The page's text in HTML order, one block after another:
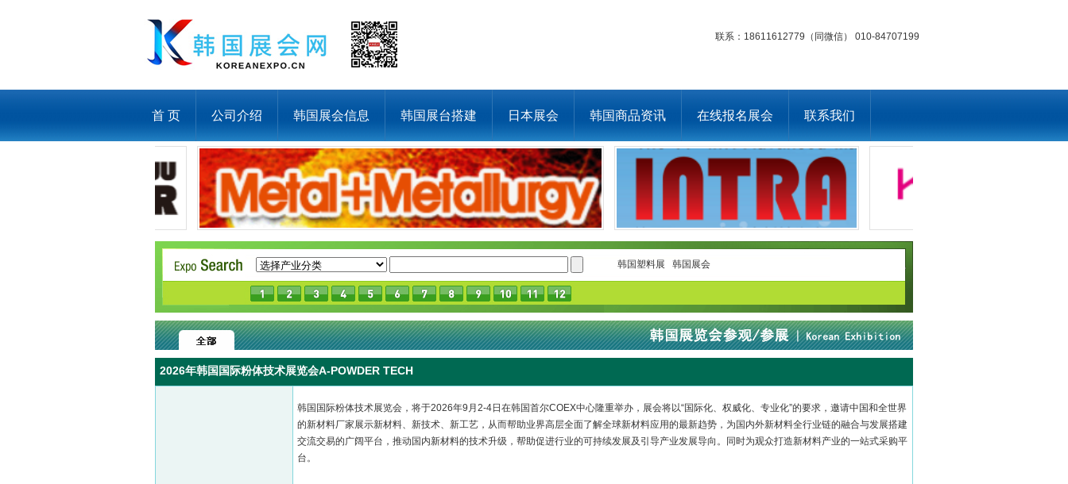
联系：18611612779（同微信） 010-84707199
首 页 公司介绍 韩国展会信息 韩国展台搭建 日本展会 韩国商品资讯 在线报名展会 联系我们
韩国塑料展 韩国展会
2026年韩国国际粉体技术展览会A-POWDER TECH
韩国国际粉体技术展览会，将于2026年9月2-4日在韩国首尔COEX中心隆重举办，展会将以“国际化、权威化、专业化”的要求，邀请中国和全世界
的新材料厂家展示新材料、新技术、新工艺，从而帮助业界高层全面了解全球新材料应用的最新趋势，为国内外新材料全行业链的融合与发展搭建
交流交易的广阔平台，推动国内新材料的技术升级，帮助促进行业的可持续发展及引导产业发展导向。同时为观众打造新材料产业的一站式采购平
台。